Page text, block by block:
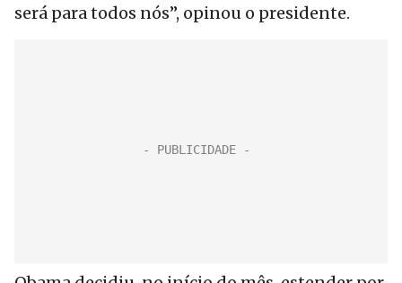
será para todos nós”, opinou o presidente.